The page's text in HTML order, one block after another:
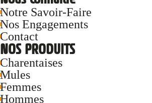
Notre Savoir-Faire
Nos Engagements
Contact
NOS PRODUITS
Charentaises
Mules
Femmes
Hommes